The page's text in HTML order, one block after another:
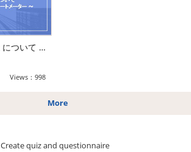
注目 通信規格 LPWA について ~ IoT, M2M, 自動運転, スマートメーター ~
Views：998
More
Create quiz and questionnaire